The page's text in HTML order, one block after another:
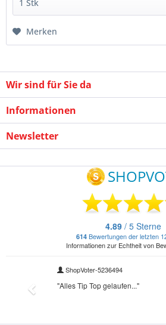
Merken
Wir sind für Sie da
Informationen
Newsletter